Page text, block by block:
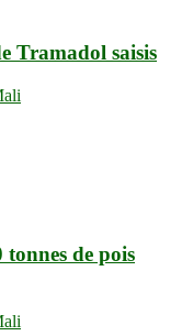
Tramadol saisis
de pois